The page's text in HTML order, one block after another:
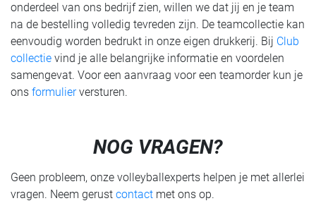
onderdeel van ons bedrijf zien, willen we dat jij en je team
na de bestelling volledig tevreden zijn. De teamcollectie kan
eenvoudig worden bedrukt in onze eigen drukkerij. Bij Club
collectie vind je alle belangrijke informatie en voordelen
samengevat. Voor een aanvraag voor een teamorder kun je
ons formulierversturen.
NOG VRAGEN?
Geen probleem, onze volleyballexperts helpen je met allerlei
vragen. Neem gerust contact met ons op.